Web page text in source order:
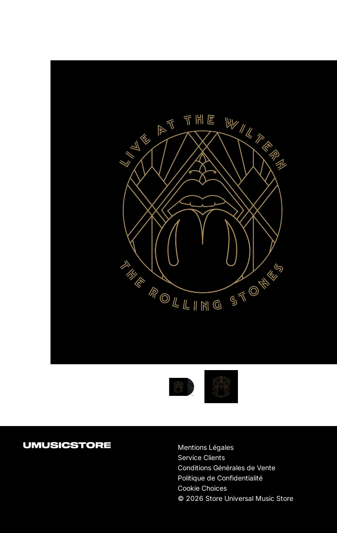
Mentions Légales
Service Clients
Conditions Générales de Vente
Politique de Confidentialité
Cookie Choices
© 2026 Store Universal Music Store